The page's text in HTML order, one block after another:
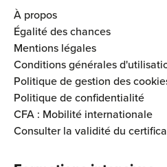
À propos
Égalité des chances
Mentions légales
Conditions générales
Politique de gestion des
Politique de confidentialité
CFA : Mobilité internationale
Consulter la validité du